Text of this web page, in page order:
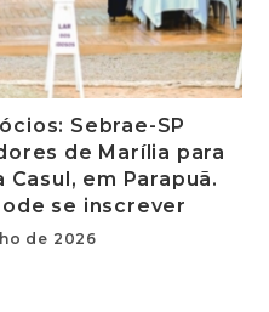
Sebrae-SP
de Marília para
Casul, em Parapuã.
se inscrever
de 2026